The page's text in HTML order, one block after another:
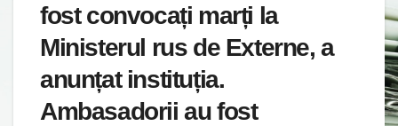
fost convocați marți la
Ministerul rus de Externe, a
anunțat instituția.
Ambasadorii au fost